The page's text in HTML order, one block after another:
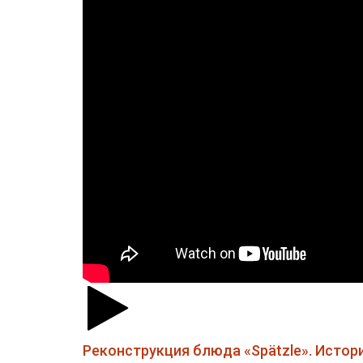
Реконструкция блюда «Spätzle».